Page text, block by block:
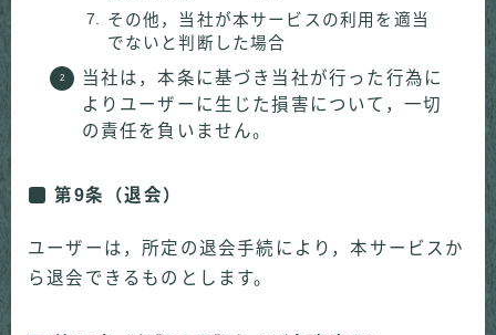
その他，当社が本サービスの利用を適当
でないと判断した場合
当社は，本条に基づき当社が行った行為に
よりユーザーに生じた損害について，一切
の責任を負いません。
第9条（退会）
ユーザーは，所定の退会手続により，本サービスか
ら退会できるものとします。